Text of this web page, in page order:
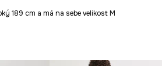
189 cm a má na sebe velikost M